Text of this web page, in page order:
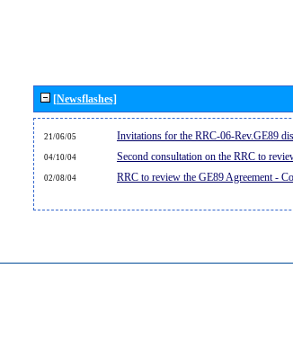
[Newsflashes]
21/06/05 Invitations for the RRC-06-Rev.GE89
04/10/04 Second consultation on the RRC to
02/08/04 RRC to review the GE89 Agreement -